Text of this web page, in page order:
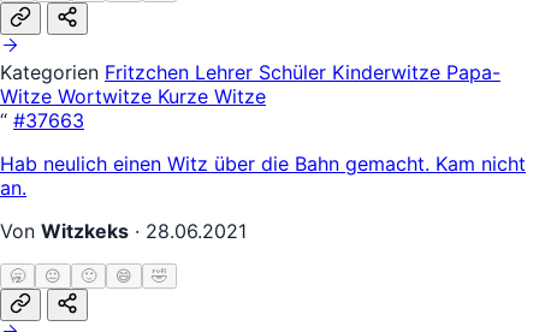
Kategorien Fritzchen Lehrer Schüler Kinderwitze Papa-
Witze Wortwitze Kurze Witze
“ #37663
Hab neulich einen Witz über die Bahn gemacht. Kam nicht
an.
Von Witzkeks · 28.06.2021
🥱 😐 🙂 😄 🤣